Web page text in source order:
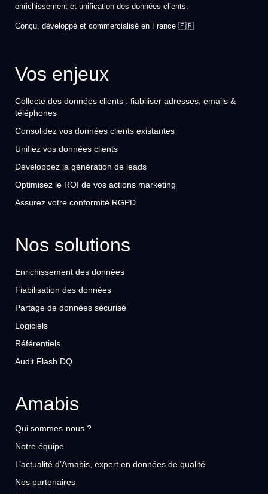
enrichissement et unification des données clients.
Conçu, développé et commercialisé en France 🇫🇷
Vos enjeux
Collecte des données clients : fiabiliser adresses, emails &
téléphones
Consolidez vos données clients existantes
Unifiez vos données clients
Développez la génération de leads
Optimisez le ROI de vos actions marketing
Assurez votre conformité RGPD
Nos solutions
Enrichissement des données
Fiabilisation des données
Partage de données sécurisé
Logiciels
Référentiels
Audit Flash DQ
Amabis
Qui sommes-nous ?
Notre équipe
L’actualité d’Amabis, expert en données de qualité
Nos partenaires